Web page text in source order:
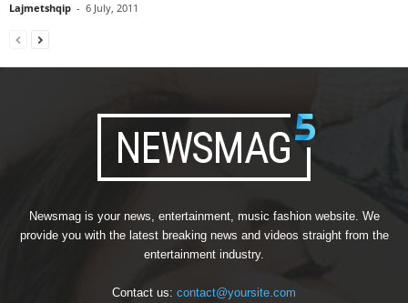
Lajmetshqip - 6 July, 2011
Newsmag is your news, entertainment, music fashion website. We
provide you with the latest breaking news and videos straight from the
entertainment industry.
Contact us: contact@yoursite.com